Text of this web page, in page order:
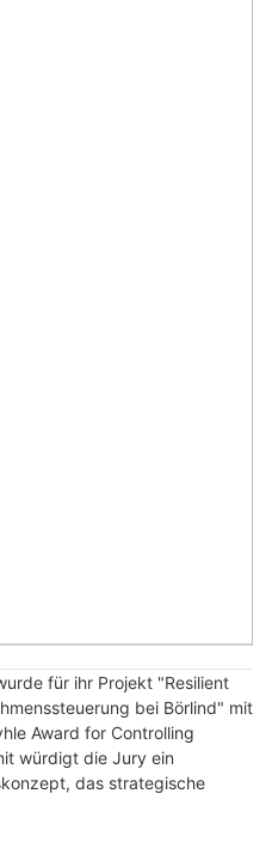
für ihr Projekt "Resilient
bei Börlind" mit
Award for Controlling
würdigt die Jury ein
das strategische